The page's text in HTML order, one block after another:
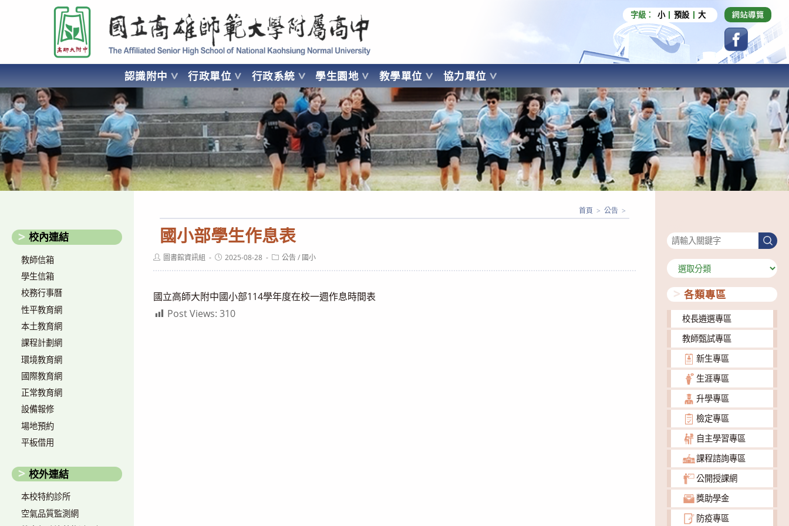
要
容
國立高雄師範大學附屬高級中學 Affiliated Senior High School of National Kaohsiung Normal University
字級： 小 預設 大
認識附中 行政單位 行政系統 學生園地 教學單位 協力單位
AFFILIATED SENIOR HIGH SCHOOL OF NATIONAL KAOHSIUNG NORMAL UNIVERSITY
國小部學生作息表
首頁 > 公告 >
Post圖書館資訊組
Post2025-08-28
Post公告 / 國小
國立高師大附中國小部114學年度在校一週作息時間表
Post Views: 310
校內連結
教師信箱
學生信箱
校務行事曆
性平教育網
本土教育網
課程計劃網
環境教育網
國際教育網
正常教育網
設備報修
場地預約
平板借用
校外連結
本校特約診所
空氣品質監測網
搜
尋
分
類
各類專區
校長遴選專區
教師甄試專區
新生專區
生涯專區
升學專區
檢定專區
自主學習專區
課程諮詢專區
公開授課網
獎助學金
防疫專區